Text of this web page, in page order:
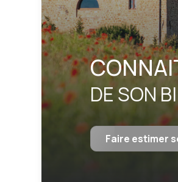
DE SON
Faire estimer